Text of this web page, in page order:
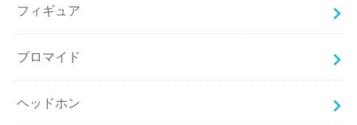
フィギュア
ブロマイド
ヘッドホン